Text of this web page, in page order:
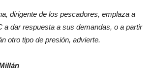
dirigente de los pescadores, emplaza a
a dar respuesta a sus demandas, o a partir
otro tipo de presión, advierte.